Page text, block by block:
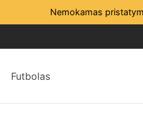
Nemokamas
Futbolas